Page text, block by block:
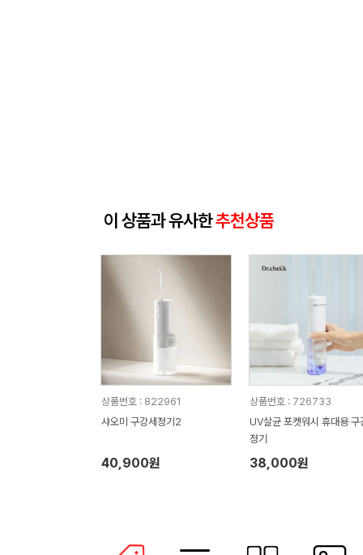
이 상품과 유사한추천상품
상품번호 : 822961
샤오미 구강세정기2
40,900원
상품번호 : 726733
UV살균 포켓워시 휴대용 구
정기
38,000원